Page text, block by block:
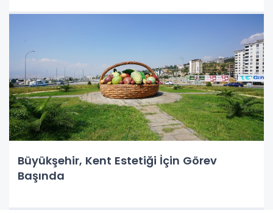
Büyükşehir, Kent Estetiği İçin Görev
Başında